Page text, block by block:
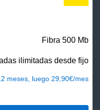
Fibra 500 Mb
ilimitadas desde fijo
meses, luego 29,90€/mes